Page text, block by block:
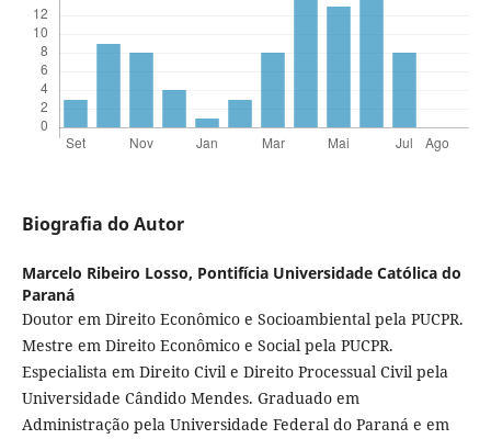
Biografia do Autor
Marcelo Ribeiro Losso, Pontifícia Universidade Católica do
Paraná
Doutor em Direito Econômico e Socioambiental pela PUCPR.
Mestre em Direito Econômico e Social pela PUCPR.
Especialista em Direito Civil e Direito Processual Civil pela
Universidade Cândido Mendes. Graduado em
Administração pela Universidade Federal do Paraná e em